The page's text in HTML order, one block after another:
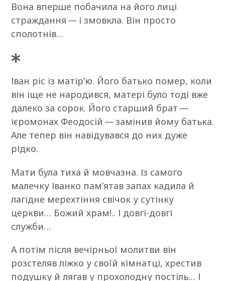
Вона вперше побачила на його лиці
страждання — і змовкла. Він просто
сполотнів…
Іван ріс із матір’ю. Його батько помер, коли
він іще не народився, матері було тоді вже
далеко за сорок. Його старший брат —
ієромонах Феодосій — замінив йому батька.
Але тепер він навідувався до них дуже
рідко.
Мати була тиха й мовчазна. Із самого
малечку Іванко пам’ятав запах кадила й
лагідне мерехтіння свічок у сутінку
церкви… Божий храм!.. І довгі-довгі
служби…
А потім після вечірньої молитви він
розстеляв ліжко у своїй кімнатці, хрестив
подушку й лягав у прохолодну постіль… І